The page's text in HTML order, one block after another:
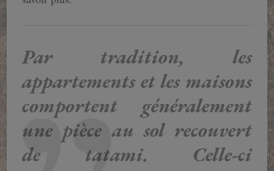
Par tradition, les
appartements et les maisons
comportent généralement
une pièce au sol recouvert
de tatami. Celle-ci